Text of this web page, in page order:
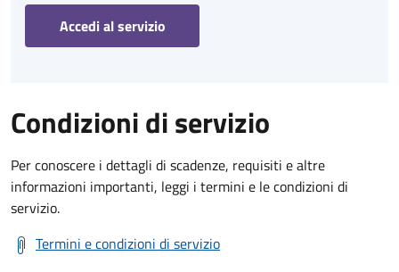
Accedi al servizio
Condizioni di servizio
Per conoscere i dettagli di scadenze, requisiti e altre
informazioni importanti, leggi i termini e le condizioni di
servizio.
Termini e condizioni di servizio